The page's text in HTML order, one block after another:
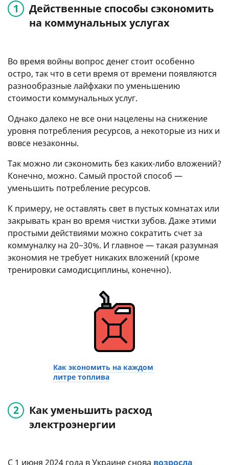
Действенные способы сэкономить
на коммунальных услугах
Во время войны вопрос денег стоит особенно
остро, так что в сети время от времени появляются
разнообразные лайфхаки по уменьшению
стоимости коммунальных услуг.
Однако далеко не все они нацелены на снижение
уровня потребления ресурсов, а некоторые из них и
вовсе незаконны.
Так можно ли сэкономить без каких-либо вложений?
Конечно, можно. Самый простой способ —
уменьшить потребление ресурсов.
К примеру, не оставлять свет в пустых комнатах или
закрывать кран во время чистки зубов. Даже этими
простыми действиями можно сократить счет за
коммуналку на 20−30%. И главное — такая разумная
экономия не требует никаких вложений (кроме
тренировки самодисциплины, конечно).
Как экономить на каждом
литре топлива
Как уменьшить расход
электроэнергии
С 1 июня 2024 года в Украине снова возросла